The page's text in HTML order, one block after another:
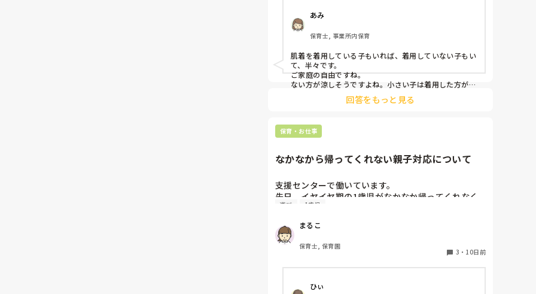
そうです。
色々な考え方があると思いますが、皆様の園では夏も
肌着を着せていますか？
ちょっと皆さまはどんな感じか聞いてみたくなりまし
た。
よろしくお願いいたします。
あみ
保育士, 事業所内保育
肌着を着用している子もいれば、着用していない子もい
て、半々です。
ご家庭の自由ですね。
ない方が涼しそうですよね。小さい子は着用した方がい
回答をもっと見る
保育・お仕事
なかなから帰ってくれない親子対応について
支援センターで働いています。
先日、イヤイヤ期の1歳児がなかなか帰ってくれなく
て困りました。やりたかったことがあったみたいなの
った時に結局またイヤイヤでギャーギャーで、流石に
閉所時間15分も過ぎてるしで、部屋から出てもギャー
ギャー止まらず、最後の最後でやっとお母さんが抱っ
こして帰っていったのですが、どうすればよかったの
て頂きたいです。
遊び 1歳児
まるこ
保育士, 保育園
3 ・ 10日前
ひぃ